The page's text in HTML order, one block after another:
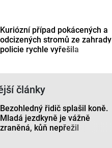
Kuriózní případ pokácených a
odcizených stromů ze zahrady
policie rychle vyřešila
články
Bezohledný řidič splašil koně.
Mladá jezdkyně je vážně
zraněná, kůň nepřežil